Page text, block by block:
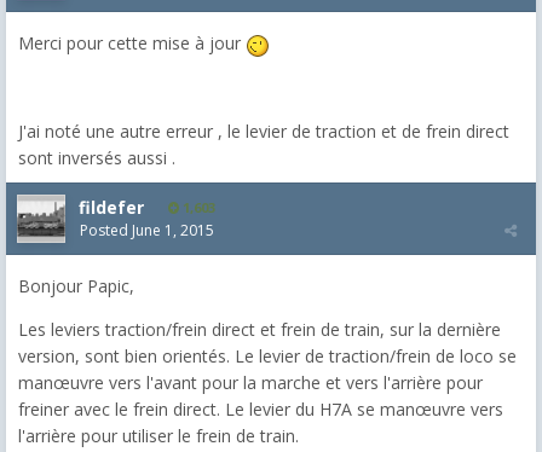
Merci pour cette mise à jour
J'ai noté une autre erreur , le levier de traction et de frein direct
sont inversés aussi .
fildefer 1,603
Posted June 1, 2015
Bonjour Papic,
Les leviers traction/frein direct et frein de train, sur la dernière
version, sont bien orientés. Le levier de traction/frein de loco se
manœuvre vers l'avant pour la marche et vers l'arrière pour
freiner avec le frein direct. Le levier du H7A se manœuvre vers
l'arrière pour utiliser le frein de train.